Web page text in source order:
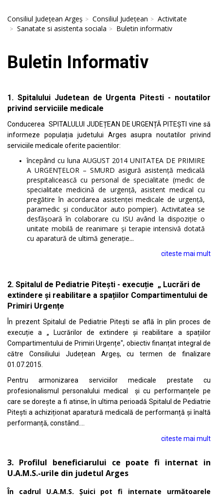
Consiliul Județean Argeș Consiliul Județean
Activitate
Sanatate si asistenta sociala
Buletin informativ
Buletin Informativ
1. Spitalului Judetean de Urgenta Pitesti - noutatilor
privind serviciile medicale
Conducerea SPITALULUI JUDEȚEAN DE URGENȚĂ PITEȘTI vine să
informeze populația judetului Arges asupra noutatilor privind
serviciile medicale oferite pacientilor:
începând cu luna AUGUST 2014 UNITATEA DE PRIMIRE
A URGENȚELOR – SMURD asigură asistență medicală
prespitalicească cu personal de specialitate (medic de
specialitate medicină de urgență, asistent medical cu
pregătire în acordarea asistenței medicale de urgență,
paramedic și conducător auto pompier). Activitatea se
desfășoară în colaborare cu ISU având la dispoziție o
unitate mobilă de reanimare și terapie intensivă dotată
cu aparatură de ultimă generație...
citeste mai mult
2. Spitalul de Pediatrie Pitești - execuție „ Lucrări de
extindere și reabilitare a spațiilor Compartimentului de
Primiri Urgențe
În prezent Spitalul de Pediatrie Pitești se află în plin proces de
execuție a „ Lucrărilor de extindere și reabilitare a spațiilor
Compartimentului de Primiri Urgențe", obiectiv finanțat integral de
către Consiliului Județean Argeș, cu termen de finalizare
01.07.2015.
Pentru armonizarea serviciilor medicale prestate cu
profesionalismul personalului medical și cu performanțele pe
care se dorește a fi atinse, în ultima perioadă Spitalul de Pediatrie
Pitești a achiziționat aparatură medicală de performanță și înaltă
performanță, constând....
citeste mai mult
3. Profilul beneficiarului ce poate fi internat in
U.A.M.S.-urile din judetul Arges
În cadrul U.A.M.S. Șuici pot fi internate următoarele